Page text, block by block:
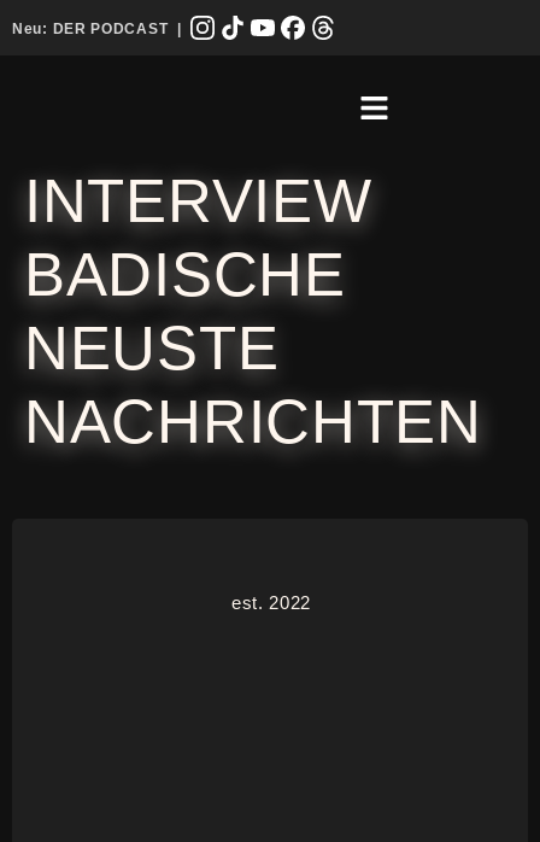
Neu: DER PODCAST|
INTERVIEW
BADISCHE
NEUSTE
NACHRICHTEN
est. 2022